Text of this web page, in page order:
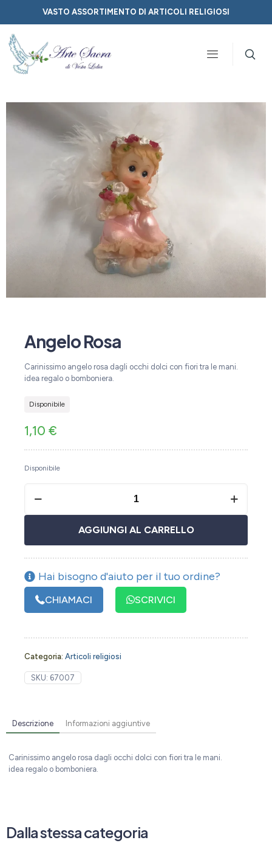
VASTO ASSORTIMENTO DI ARTICOLI RELIGIOSI
Angelo Rosa
Carinissimo angelo rosa dagli occhi dolci con fiori tra le mani.
idea regalo o bomboniera.
Disponibile
1,10 €
Disponibile
AGGIUNGI AL CARRELLO
Hai bisogno d'aiuto per il tuo ordine?
CHIAMACI SCRIVICI
Categoria: Articoli religiosi
SKU: 67007
Descrizione Informazioni aggiuntive
Carinissimo angelo rosa dagli occhi dolci con fiori tra le mani.
idea regalo o bomboniera.
Dalla stessa categoria